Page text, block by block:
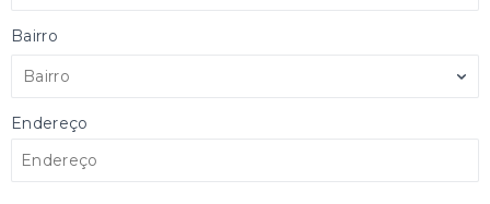
Bairro
Bairro
Endereço